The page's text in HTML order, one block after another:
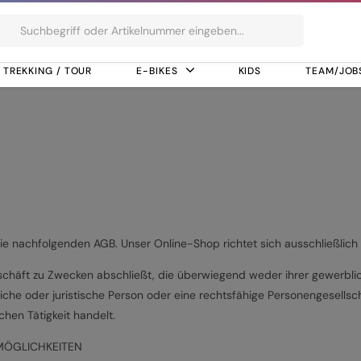
TREKKING / TOUR E-BIKES KIDS TEAM/
nachfolgenden AGB. Unser Online-Shop richtet sich ausschließlich
zu Zwecken abschließt, die überwiegend weder ihrer
oder juristische Person oder eine rechtsfähige
Tätigkeit handelt.